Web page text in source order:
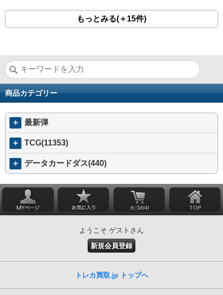
もっとみる(＋15件)
商品カテゴリー
＋ 最新弾
＋ TCG(11353)
＋ データカードダス(440)
ようこそ ゲストさん
新規会員登録
トレカ買取.jp トップへ